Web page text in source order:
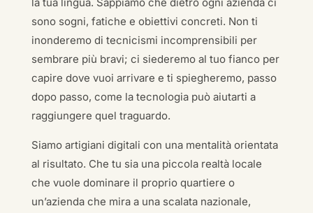
sono sogni, fatiche e obiettivi concreti. Non ti
inonderemo di tecnicismi incomprensibili per
sembrare più bravi; ci siederemo al tuo fianco per
capire dove vuoi arrivare e ti spiegheremo, passo
dopo passo, come la tecnologia può aiutarti a
raggiungere quel traguardo.
Siamo artigiani digitali con una mentalità orientata
al risultato. Che tu sia una piccola realtà locale
che vuole dominare il proprio quartiere o
un’azienda che mira a una scalata nazionale,